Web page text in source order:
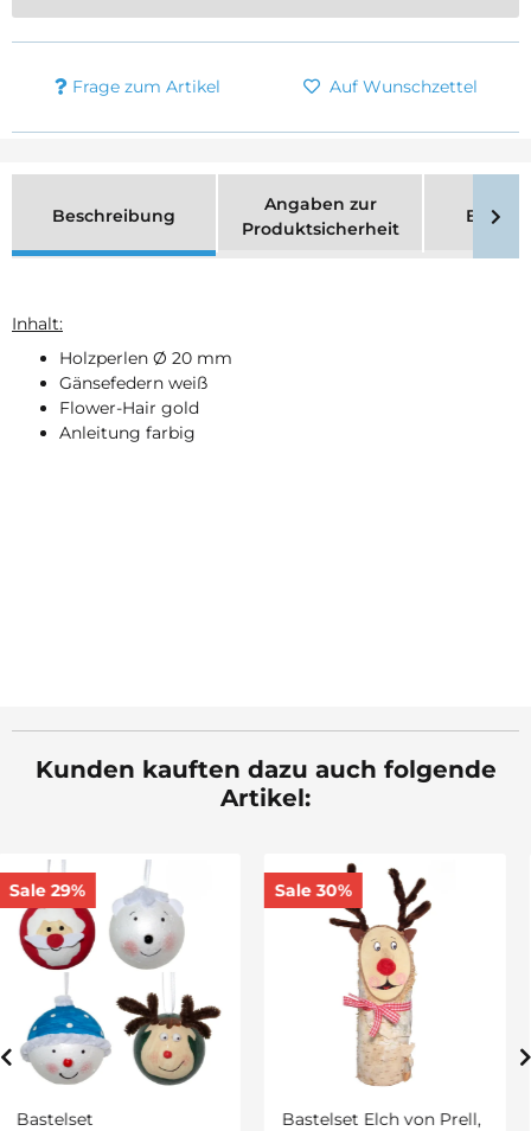
Frage zum Artikel Auf Wunschzettel
Beschreibung
Angaben zur
Produktsicherheit
Inhalt:
Holzperlen Ø 20 mm
Gänsefedern weiß
Flower-Hair gold
Anleitung farbig
Kunden kauften dazu auch folgende
Artikel:
Sale 30%
Bastelset Elch von Prell,
Perlonfaden, D: 0,35
mm, 100 m
1,99 €*
0,02 € pro 1 m